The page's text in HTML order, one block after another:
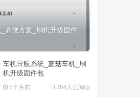
鼎微方案_刷机升级固件
车机导航系统_蘑菇车机_刷
机升级固件包
5个月前 1364人已阅读